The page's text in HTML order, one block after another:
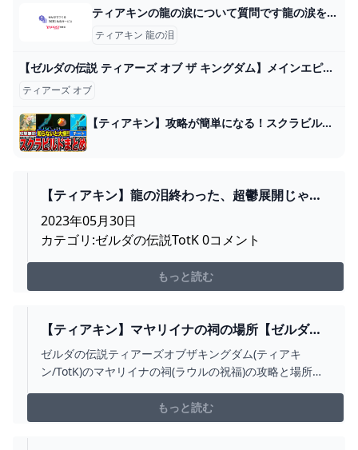
ティアキンの龍の涙について質問です龍の涙を巡る順番って適当でも問題あ... - Yahoo!知恵袋
ティアキン 龍の泪
【ゼルダの伝説 ティアーズ オブ ザ キングダム】メインエピソードあふれかえってる！！【ときのそら/Tokinosora/ホロライブ 】 - YouTube
ティアーズ オブ
【ティアキン】攻略が簡単になる！スクラビルドまとめ！！【ゼルダの伝説 ティアーズオブザキングダム】 - YouTube
【ティアキン】龍の泪終わった、超鬱展開じゃ
ん… : ゼルダの伝説 ティアーズ オブ ザ キングダム
攻略まとめ速報
2023年05月30日
カテゴリ:ゼルダの伝説TotK 0コメント
もっと読む
【ティアキン】マヤリイナの祠の場所【ゼルダの
伝説ティアーズオブザキングダム】 - SAMURAI
GAMERS
ゼルダの伝説ティアーズオブザキングダム(ティアキ
ン/TotK)のマヤリイナの祠(ラウルの祝福)の攻略と場所を
順、謎解きの答え、入手できる宝箱・アイテムなどもま
とめているので参考にしてください。
もっと読む